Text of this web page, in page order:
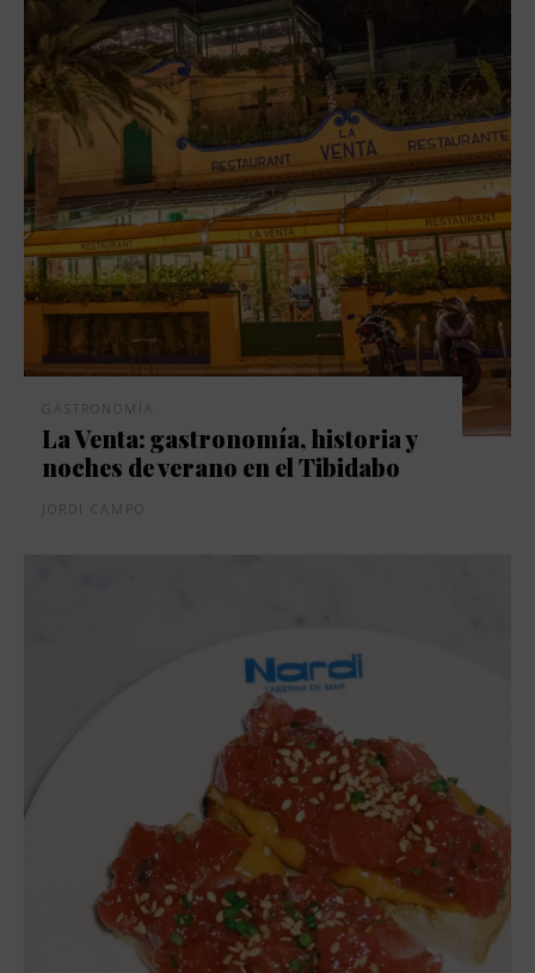
GASTRONOMÍA
La Venta: gastronomía, historia y
noches de verano en el Tibidabo
JORDI CAMPO